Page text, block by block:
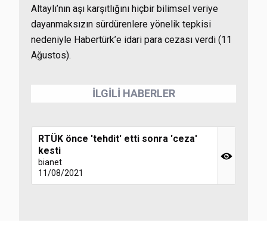
Altaylı’nın aşı karşıtlığını hiçbir bilimsel veriye
dayanmaksızın sürdürenlere yönelik tepkisi
nedeniyle Habertürk’e idari para cezası verdi (11
Ağustos).
İLGİLİ HABERLER
RTÜK önce 'tehdit' etti sonra 'ceza'
kesti
bianet
11/08/2021